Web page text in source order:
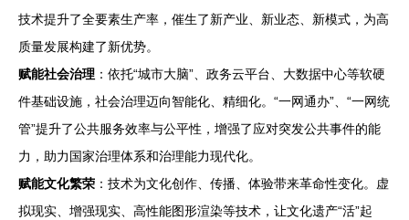
技术提升了全要素生产率，催生了新产业、新业态、新模式，为高
质量发展构建了新优势。
赋能社会治理 ：依托“城市大脑”、政务云平台、大数据中心等软硬
件基础设施，社会治理迈向智能化、精细化。“一网通办”、“一网统
管”提升了公共服务效率与公平性，增强了应对突发公共事件的能
力，助力国家治理体系和治理能力现代化。
赋能文化繁荣 ：技术为文化创作、传播、体验带来革命性变化。虚
拟现实、增强现实、高性能图形渲染等技术，让文化遗产“活”起